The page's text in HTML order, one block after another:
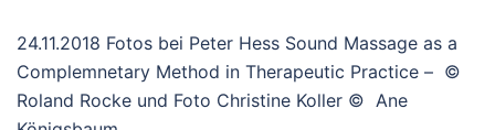
24.11.2018 Fotos bei Peter Hess Sound Massage as a
Complemnetary Method in Therapeutic Practice – ©
Roland Rocke und Foto Christine Koller © Ane